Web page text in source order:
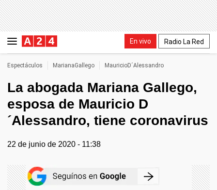
En vivo Radio La Red
Espectáculos MarianaGallego MauricioD´Alessandro
La abogada Mariana Gallego,
esposa de Mauricio D
´Alessandro, tiene coronavirus
22 de junio de 2020 - 11:38